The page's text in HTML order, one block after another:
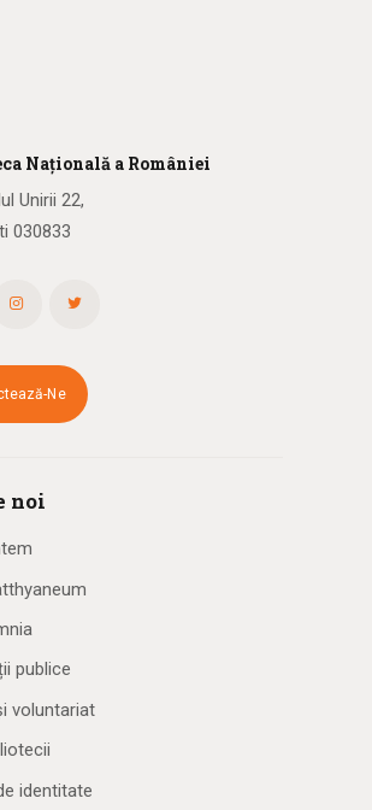
Națională a României
Unirii 22,
030833
Ne
noi
publice
voluntariat
identitate